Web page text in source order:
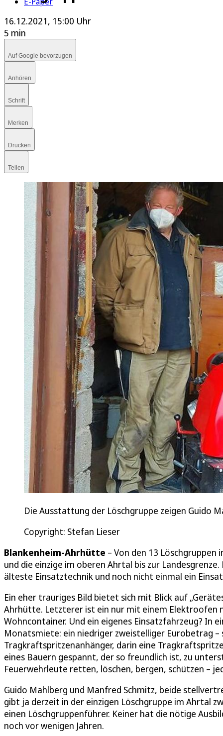
16.12.2021, 15:00 Uhr
5 min
Auf Google bevorzugen
Anhören
Schrift
Merken
Drucken
Teilen
Die Ausstattung der Löschgruppe zeigen Guido
Copyright: Stefan Lieser
Blankenheim-Ahrhütte – Von den 13
und die einzige im oberen Ahrtal bis zur
älteste Einsatztechnik und noch nicht einmal ein
Ein eher trauriges Bild bietet sich mit Blick auf
Ahrhütte. Letzterer ist ein nur mit einem
Wohncontainer. Und ein eigenes Einsatzfahrzeug? In
Monatsmiete: ein niedriger zweistelliger Eurobetrag
Tragkraftspritzenanhänger, darin eine
eines Bauern gespannt, der so freundlich ist, zu
Feuerwehrleute retten, löschen, bergen, schützen –
Guido Mahlberg und Manfred Schmitz, beide
gibt ja derzeit in der einzigen Löschgruppe im Ahrtal
einen Löschgruppenführer. Keiner hat die nötige
noch vor wenigen Jahren.